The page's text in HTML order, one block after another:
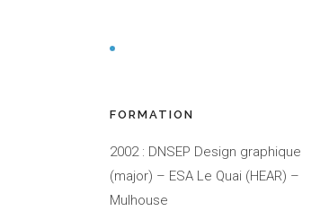
FORMATION
2002 : DNSEP Design graphique
(major) – ESA Le Quai (HEAR) –
Mulhouse